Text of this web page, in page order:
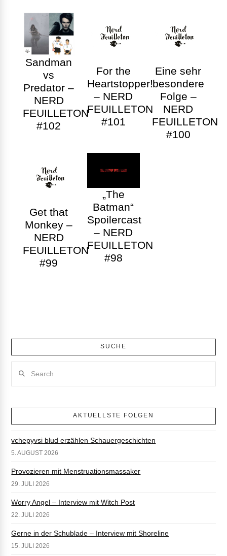
Sandman
vs
Predator –
NERD
FEUILLETON
#102
For the
Heartstopper!
– NERD
FEUILLETON
#101
Eine sehr
besondere
Folge –
NERD
FEUILLETON
#100
Get that
Monkey –
NERD
FEUILLETON
#99
„The
Batman“
Spoilercast
– NERD
FEUILLETON
#98
SUCHE
AKTUELLSTE FOLGEN
vchepyvsi blud erzählen Schauergeschichten
5. AUGUST 2026
Provozieren mit Menstruationsmassaker
29. JULI 2026
Worry Angel – Interview mit Witch Post
22. JULI 2026
Gerne in der Schublade – Interview mit Shoreline
15. JULI 2026